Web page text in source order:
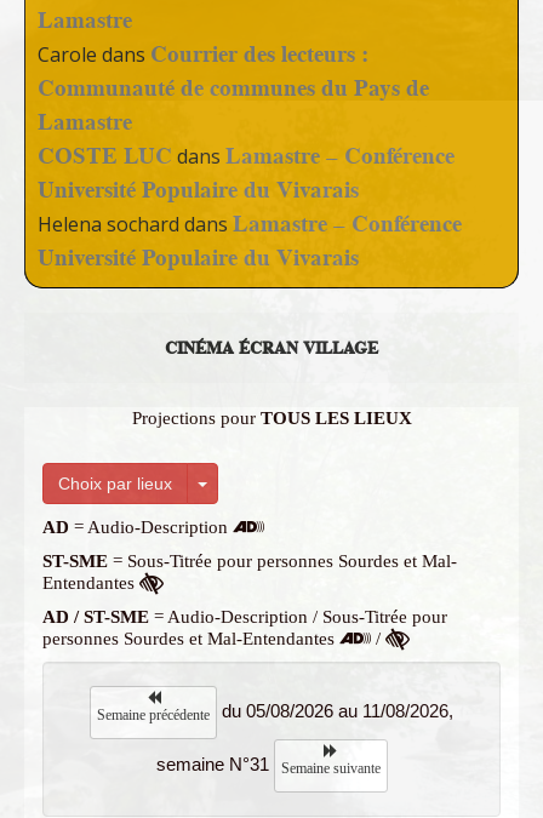
Lamastre
Carole dans Courrier des lecteurs :
Communauté de communes du Pays de
Lamastre
COSTE LUC dans Lamastre – Conférence
Université Populaire du Vivarais
Helena sochard dans Lamastre – Conférence
Université Populaire du Vivarais
CINÉMA ÉCRAN VILLAGE